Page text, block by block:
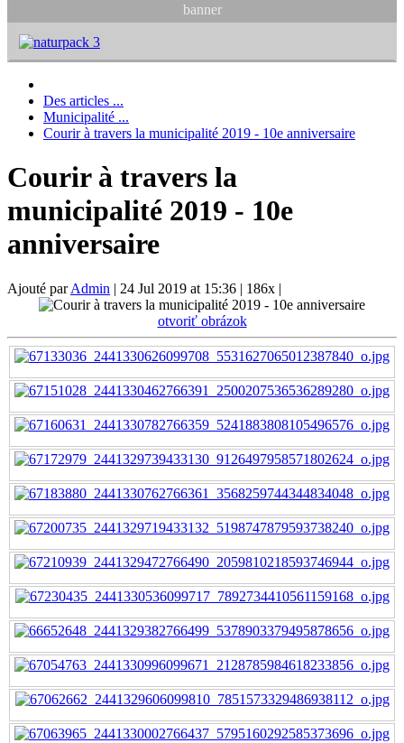
banner
Des articles ...
Municipalité ...
Courir à travers la municipalité 2019 - 10e anniversaire
Courir à travers la
municipalité 2019 - 10e
anniversaire
Ajouté parAdmin | 24 Jul 2019 at 15:36 | 186x |
otvoriť obrázok